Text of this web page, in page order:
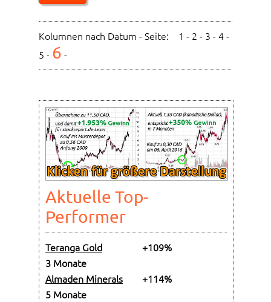
Kolumnen nach Datum - Seite: 1 - 2 - 3 - 4-
5 - 6 -
Aktuelle Top-
Performer
Teranga Gold
+109%
3 Monate
Almaden Minerals
+114%
5 Monate